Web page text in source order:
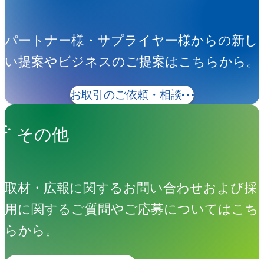
パートナー様・サプライヤー様からの新し
い提案やビジネスのご提案はこちらから。
お取引のご依頼・相談
その他
取材・広報に関するお問い合わせおよび採
用に関するご質問やご応募についてはこち
らから。